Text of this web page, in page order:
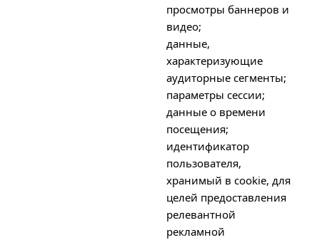
просмотры баннеров и
видео;
данные,
характеризующие
аудиторные сегменты;
параметры сессии;
данные о времени
посещения;
идентификатор
пользователя,
хранимый в cookie, для
целей предоставления
релевантной
рекламной